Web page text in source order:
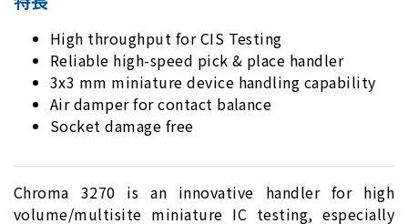
High throughput for CIS Testing
Reliable high-speed pick & place handler
3x3 mm miniature device handling capability
Air damper for contact balance
Socket damage free
Chroma 3270 is an innovative handler for high
volume/multisite miniature IC testing, especially